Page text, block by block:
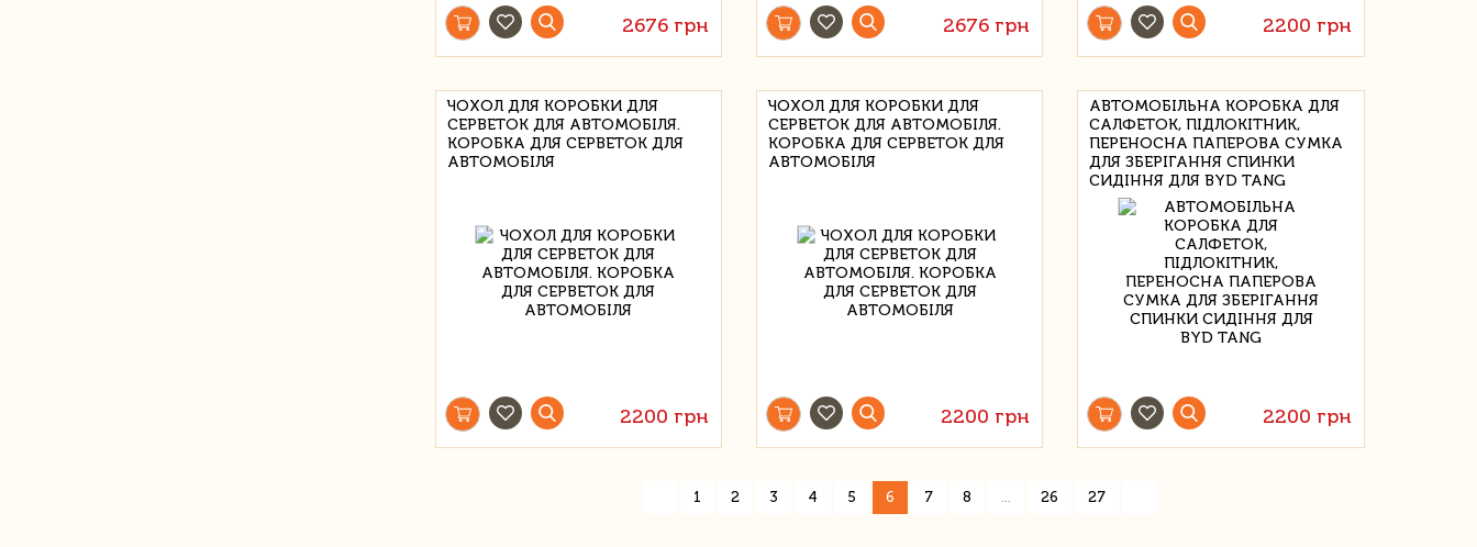
2676 грн 2676 грн 2200 грн
ЧОХОЛ ДЛЯ КОРОБКИ ДЛЯ
СЕРВЕТОК ДЛЯ АВТОМОБІЛЯ.
КОРОБКА ДЛЯ СЕРВЕТОК ДЛЯ
АВТОМОБІЛЯ
2200 грн
ЧОХОЛ ДЛЯ КОРОБКИ ДЛЯ
СЕРВЕТОК ДЛЯ АВТОМОБІЛЯ.
КОРОБКА ДЛЯ СЕРВЕТОК ДЛЯ
АВТОМОБІЛЯ
2200 грн
АВТОМОБІЛЬНА КОРОБКА ДЛЯ
САЛФЕТОК, ПІДЛОКІТНИК,
ПЕРЕНОСНА ПАПЕРОВА СУМКА
ДЛЯ ЗБЕРІГАННЯ СПИНКИ
СИДІННЯ ДЛЯ BYD TANG
2200 грн
1 2 3 4 5 6 7 8 ... 26 27